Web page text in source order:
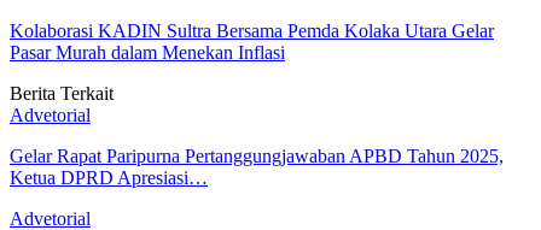
Kolaborasi KADIN Sultra Bersama Pemda Kolaka Utara Gelar
Pasar Murah dalam Menekan Inflasi
Berita Terkait
Advetorial
Gelar Rapat Paripurna Pertanggungjawaban APBD Tahun 2025,
Ketua DPRD Apresiasi…
Advetorial